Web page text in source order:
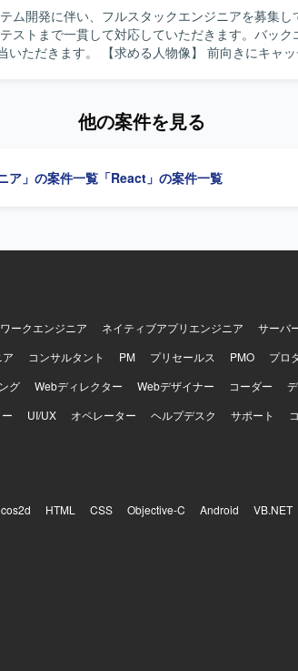
開発に伴い、フルスタックエンジニアを募集しています
ストまで一貫して対応していただきます。バック
前向きにキャッチアップや技術向上
他の案件を見る
ア」の案件一覧 「React」の案件一覧
ークエンジニア ネイティブアプリエンジニア サーバ
コンサルタント PM プリセールス PMO プロ
グ Webディレクター Webデザイナー コーダー
UI/UX オペレーター ヘルプデスク サポート
HTML CSS Objective-C Android VB.NET